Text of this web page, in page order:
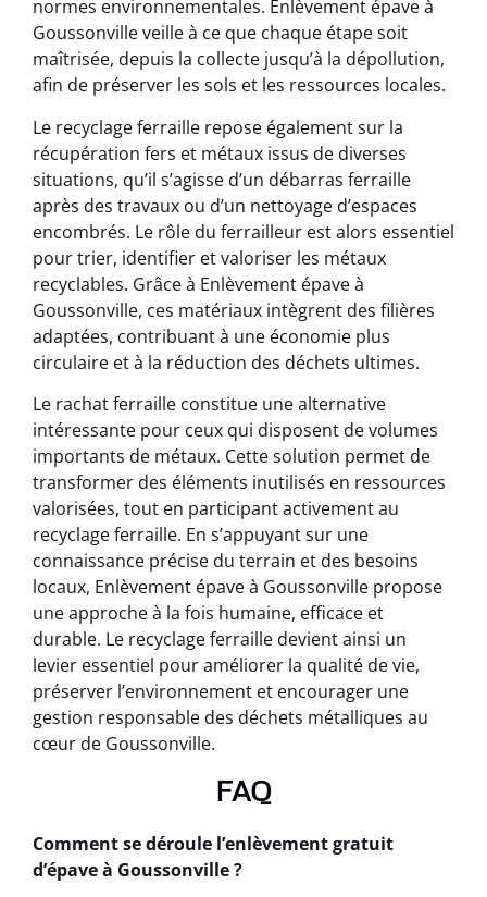
normes environnementales. Enlèvement épave à
Goussonville veille à ce que chaque étape soit
maîtrisée, depuis la collecte jusqu’à la dépollution,
afin de préserver les sols et les ressources locales.
Le recyclage ferraille repose également sur la
récupération fers et métaux issus de diverses
situations, qu’il s’agisse d’un débarras ferraille
après des travaux ou d’un nettoyage d’espaces
encombrés. Le rôle du ferrailleur est alors essentiel
pour trier, identifier et valoriser les métaux
recyclables. Grâce à Enlèvement épave à
Goussonville, ces matériaux intègrent des filières
adaptées, contribuant à une économie plus
circulaire et à la réduction des déchets ultimes.
Le rachat ferraille constitue une alternative
intéressante pour ceux qui disposent de volumes
importants de métaux. Cette solution permet de
transformer des éléments inutilisés en ressources
valorisées, tout en participant activement au
recyclage ferraille. En s’appuyant sur une
connaissance précise du terrain et des besoins
locaux, Enlèvement épave à Goussonville propose
une approche à la fois humaine, efficace et
durable. Le recyclage ferraille devient ainsi un
levier essentiel pour améliorer la qualité de vie,
préserver l’environnement et encourager une
gestion responsable des déchets métalliques au
cœur de Goussonville.
FAQ
Comment se déroule l’enlèvement gratuit
d’épave à Goussonville ?